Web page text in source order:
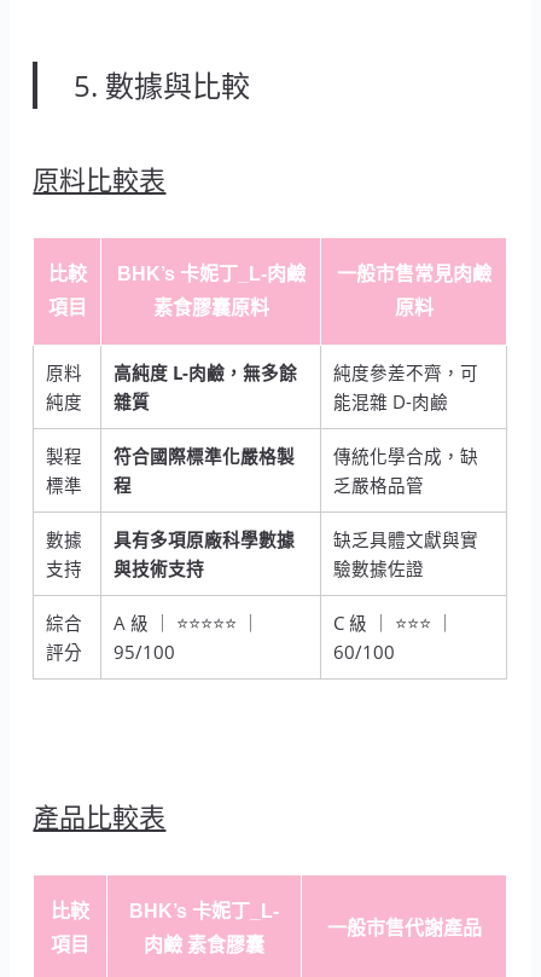
5. 數據與比較
原料比較表
比較
項目
BHK’s 卡妮丁_L-肉鹼
素食膠囊原料
一般市售常見肉鹼
原料
原料
純度
高純度 L-肉鹼，無多餘
雜質
純度參差不齊，可
能混雜 D-肉鹼
製程
標準
符合國際標準化嚴格製
程
傳統化學合成，缺
乏嚴格品管
數據
支持
具有多項原廠科學數據
與技術支持
缺乏具體文獻與實
驗數據佐證
綜合
評分
A 級 ｜ ⭐⭐⭐⭐⭐ ｜
95/100
C 級 ｜ ⭐⭐⭐ ｜
60/100
產品比較表
比較
項目
BHK’s 卡妮丁_L-
肉鹼 素食膠囊
一般市售代謝產品